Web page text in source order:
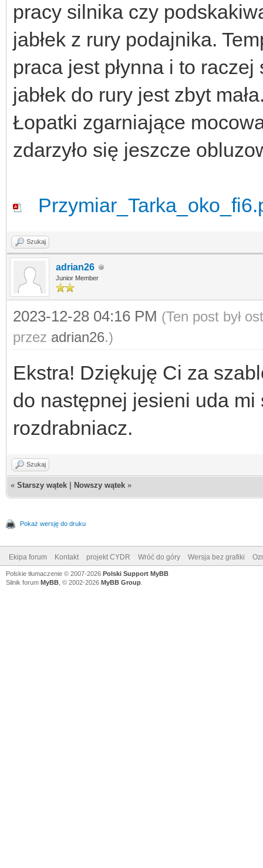
pracy silnika czy
jabłek z rury podajnika.
praca jest płynna i to
jabłek do rury jest zbyt
Łopatki zgarniające
zdarzyło się jeszcze
Szukaj
adrian26
Junior Member
2023-12-28 04:16 PM (Ten post był
przez adrian26.)
Ekstra! Dziękuję Ci za
do następnej jesieni uda
rozdrabniacz.
Szukaj
« Starszy wątek Nowszy wątek »
Pokaż wersję do druku
Ekipa forum Kontakt projekt CYDR Wróć do góry Wersja bez grafiki
Polskie tłumaczenie © 2007-2026 Polski Support MyBB
Silnik forum MyBB , © 2002-2026 MyBB Group